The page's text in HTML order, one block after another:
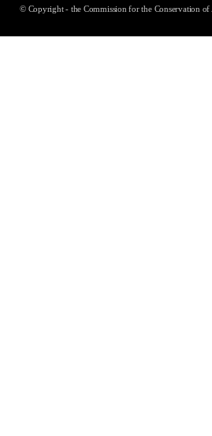
© Copyright - the Commission for the Conservation of